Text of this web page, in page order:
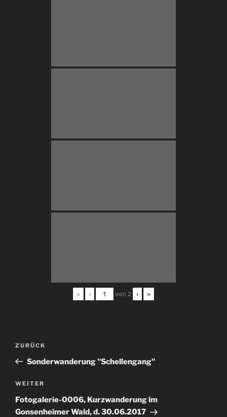
« ‹ von 2 › »
Beitragsnavigation
Vorheriger
Beitrag
ZURÜCK
Sonderwanderung "Schellengang"
Nächster
Beitrag
WEITER
Fotogalerie-0006, Kurzwanderung im
Gonsenheimer Wald, d. 30.06.2017